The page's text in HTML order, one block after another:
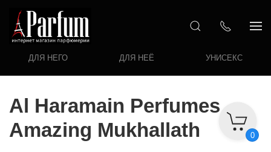
ДЛЯ НЕГО ДЛЯ НЕЁ УНИСЕКС
0
Al Haramain Perfumes
Amazing Mukhallath